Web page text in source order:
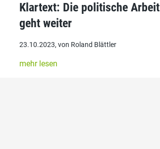
Klartext: Die politische Arbeit
geht weiter
23.10.2023, von Roland Blättler
mehr lesen